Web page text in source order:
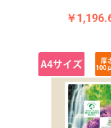
￥